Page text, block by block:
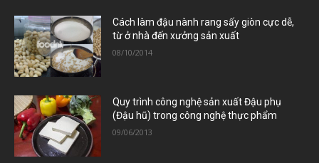
Cách làm đậu nành rang sấy giòn cực dễ,
từ ở nhà đến xưởng sản xuất
08/10/2014
Quy trình công nghệ sản xuất Đậu phụ
(Đậu hũ) trong công nghệ thực phẩm
09/06/2013